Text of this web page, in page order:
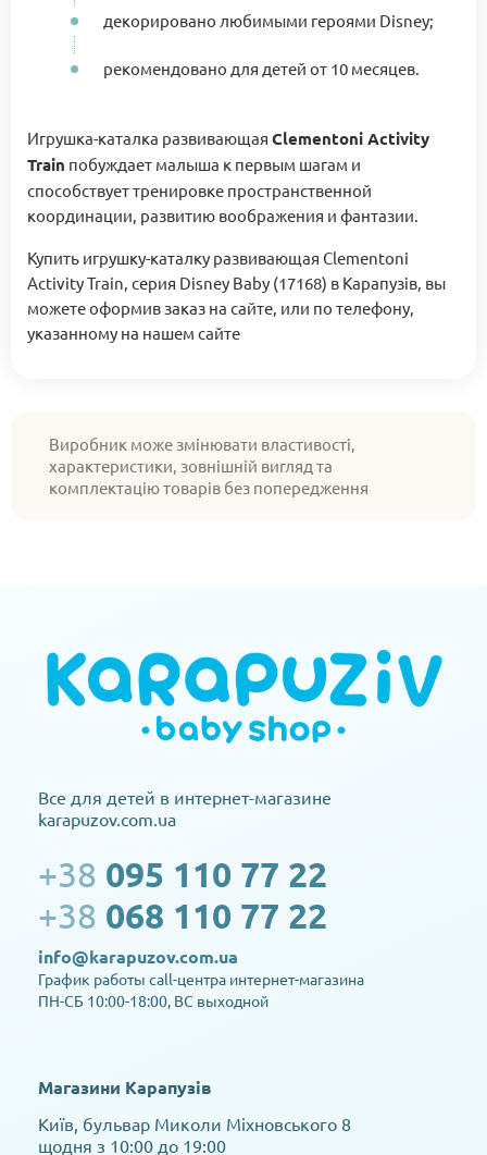
декорировано любимыми героями Disney;
рекомендовано для детей от 10 месяцев.
Игрушка-каталка развивающая Clementoni Activity
Train побуждает малыша к первым шагам и
способствует тренировке пространственной
координации, развитию воображения и фантазии.
Купить игрушку-каталку развивающая Clementoni
Activity Train, серия Disney Baby (17168) в Карапузів, вы
можете оформив заказ на сайте, или по телефону,
указанному на нашем сайте
Виробник може змінювати властивості,
характеристики, зовнішній вигляд та
комплектацію товарів без попередження
Все для детей в интернет-магазине
karapuzov.com.ua
+38 095 110 77 22
+38 068 110 77 22
info@karapuzov.com.ua
График работы call-центра интернет-магазина
ПН-СБ 10:00-18:00, ВС выходной
Магазини Карапузів
Київ, бульвар Миколи Міхновського 8
щодня з 10:00 до 19:00